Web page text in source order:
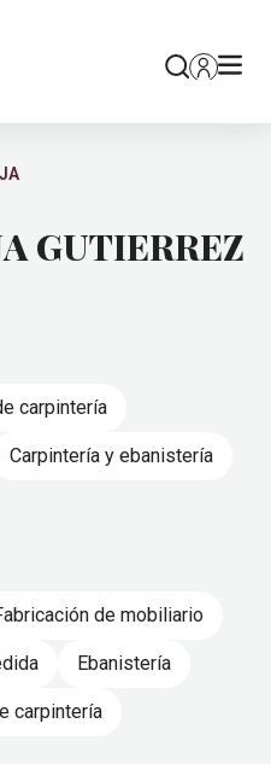
GUTIERREZ
carpintería
Carpintería y ebanistería
de mobiliario
Ebanistería
carpintería